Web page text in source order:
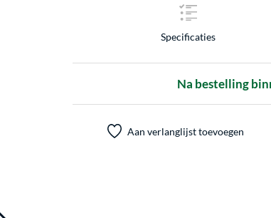
Specificaties
Na bestelling
Aan verlanglijst toevoegen